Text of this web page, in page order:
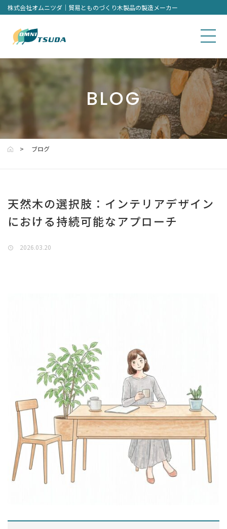
株式会社オムニツダ｜貿易とものづくり木製品の製造メーカー
BLOG
ブログ
天然木の選択肢：インテリアデザイン
における持続可能なアプローチ
2026.03.20